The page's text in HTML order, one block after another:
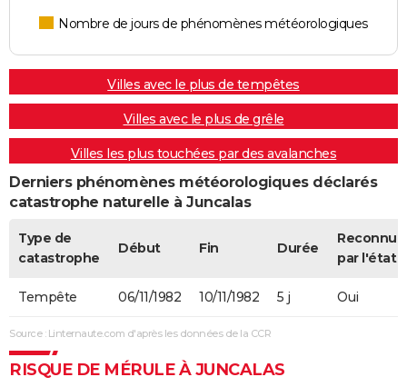
Nombre de jours de phénomènes météorologiques
Villes avec le plus de tempêtes
Villes avec le plus de grêle
Villes les plus touchées par des avalanches
Derniers phénomènes météorologiques déclarés
catastrophe naturelle à Juncalas
Type de
catastrophe
Début Fin Durée
Reconnue
par l'état
Tempête 06/11/1982 10/11/1982 5 j Oui
Source : Linternaute.com d'après les données de la CCR
RISQUE DE MÉRULE À JUNCALAS